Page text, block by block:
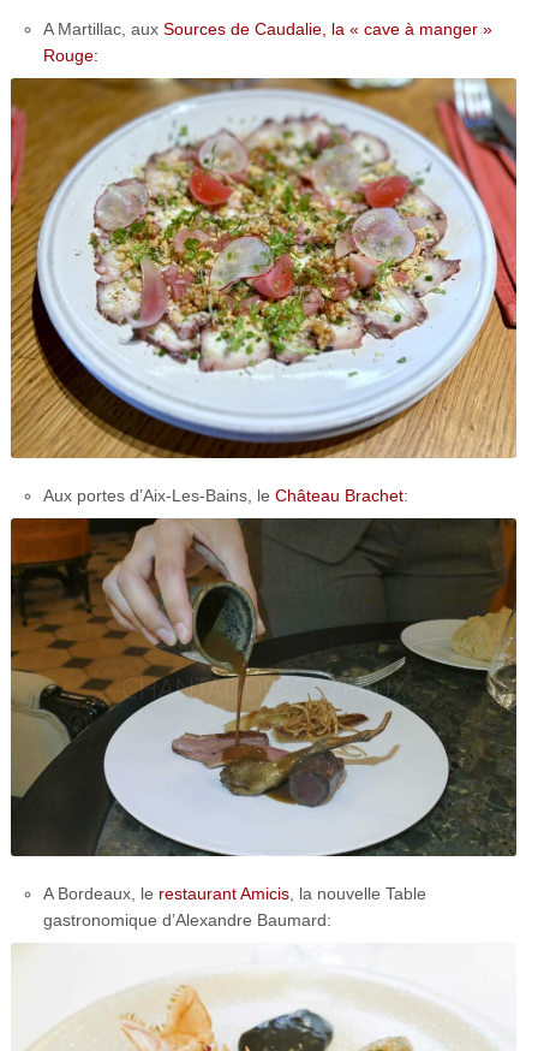
A Martillac, aux Sources de Caudalie, la « cave à manger »
Rouge:
Aux portes d’Aix-Les-Bains, le Château Brachet:
A Bordeaux, le restaurant Amicis, la nouvelle Table
gastronomique d’Alexandre Baumard: